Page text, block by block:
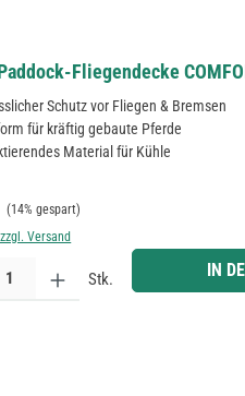
Fliegendecke
Schutz vor Fliegen & Bremsen
für kräftig gebaute Pferde
Material für Kühle
Regulärer Preis:
(14% gespart)
Versand
Gib den gewünschten Wert ein
Stk. IN